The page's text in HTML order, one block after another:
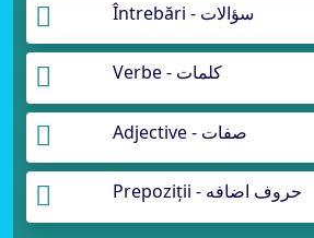
Întrebări - سؤالات
Verbe - کلمات
Adjective - صفات
Prepoziții - حروف اضافه